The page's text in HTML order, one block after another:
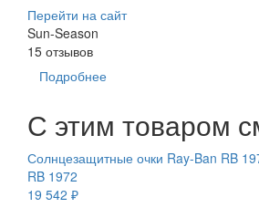
Перейти на сайт
Sun-Season
15 отзывов
Подробнее
С этим товаром
Солнцезащитные очки Ray-Ban RB
RB 1972
19 542 ₽